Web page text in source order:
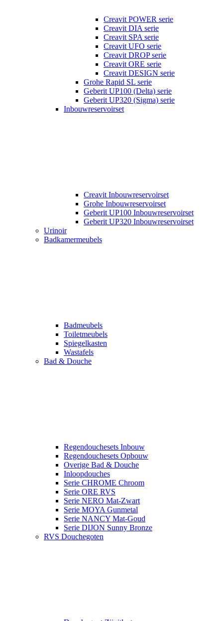
Creavit POWER serie
Creavit DIA serie
Creavit SPA serie
Creavit UFO serie
Creavit DROP serie
Creavit ORE serie
Creavit DESIGN serie
Grohe Rapid SL serie
Geberit UP100 (Delta) serie
Geberit UP320 (Sigma) serie
Inbouwreservoirset
Creavit Inbouwreservoirset
Grohe Inbouwreservoirset
Geberit UP100 Inbouwreservoirset
Geberit UP320 Inbouwreservoirset
Urinoir
Badkamermeubels
Badmeubels
Toiletmeubels
Spiegelkasten
Wastafels
Bad & Douche
Regendouchesets Inbouw
Regendouchesets Opbouw
Overige Bad & Douche
Inloopdouches
Serie CHROME Chroom
Serie ORE RVS
Serie NERO Mat-Zwart
Serie MOYA Gunmetal
Serie NANCY Mat-Goud
Serie DIJON Sunny Bronze
RVS Douchegoten